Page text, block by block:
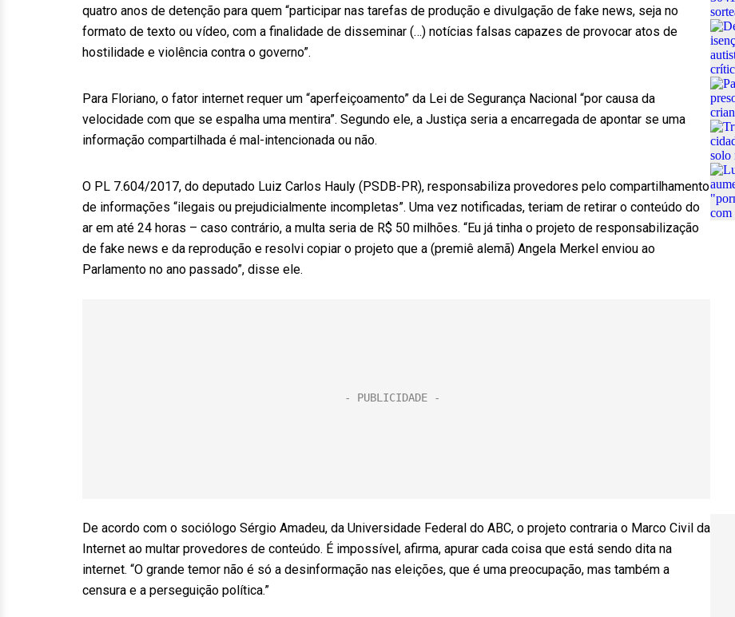
quatro anos de detenção para quem “participar nas tarefas de produção e divulgação de fake news, seja no
formato de texto ou vídeo, com a finalidade de disseminar (…) notícias falsas capazes de provocar atos de
hostilidade e violência contra o governo”.
Para Floriano, o fator internet requer um “aperfeiçoamento” da Lei de Segurança Nacional “por causa da
velocidade com que se espalha uma mentira”. Segundo ele, a Justiça seria a encarregada de apontar se uma
informação compartilhada é mal-intencionada ou não.
O PL 7.604/2017, do deputado Luiz Carlos Hauly (PSDB-PR), responsabiliza provedores pelo compartilhamento
de informações “ilegais ou prejudicialmente incompletas”. Uma vez notificadas, teriam de retirar o conteúdo do
ar em até 24 horas – caso contrário, a multa seria de R$ 50 milhões. “Eu já tinha o projeto de responsabilização
de fake news e da reprodução e resolvi copiar o projeto que a (premiê alemã) Angela Merkel enviou ao
Parlamento no ano passado”, disse ele.
De acordo com o sociólogo Sérgio Amadeu, da Universidade Federal do ABC, o projeto contraria o Marco Civil da
Internet ao multar provedores de conteúdo. É impossível, afirma, apurar cada coisa que está sendo dita na
internet. “O grande temor não é só a desinformação nas eleições, que é uma preocupação, mas também a
censura e a perseguição política.”